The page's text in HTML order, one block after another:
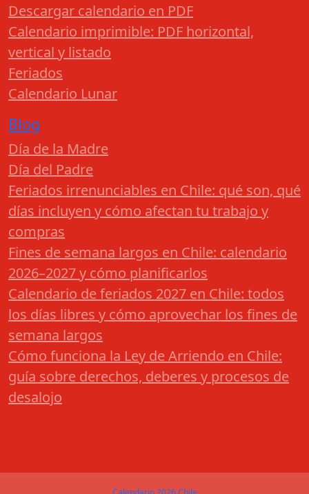
Descargar calendario en PDF
Calendario imprimible: PDF horizontal,
vertical y listado
Feriados
Calendario Lunar
Blog
Día de la Madre
Día del Padre
Feriados irrenunciables en Chile: qué son, qué
días incluyen y cómo afectan tu trabajo y
compras
Fines de semana largos en Chile: calendario
2026–2027 y cómo planificarlos
Calendario de feriados 2027 en Chile: todos
los días libres y cómo aprovechar los fines de
semana largos
Cómo funciona la Ley de Arriendo en Chile:
guía sobre derechos, deberes y procesos de
desalojo